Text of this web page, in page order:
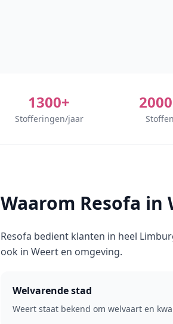
1300+
Stofferingen/jaar Stoffen
Waarom Resofa in
Resofa bedient klanten in heel
ook in Weert en omgeving.
Welvarende stad
Weert staat bekend om welvaart en